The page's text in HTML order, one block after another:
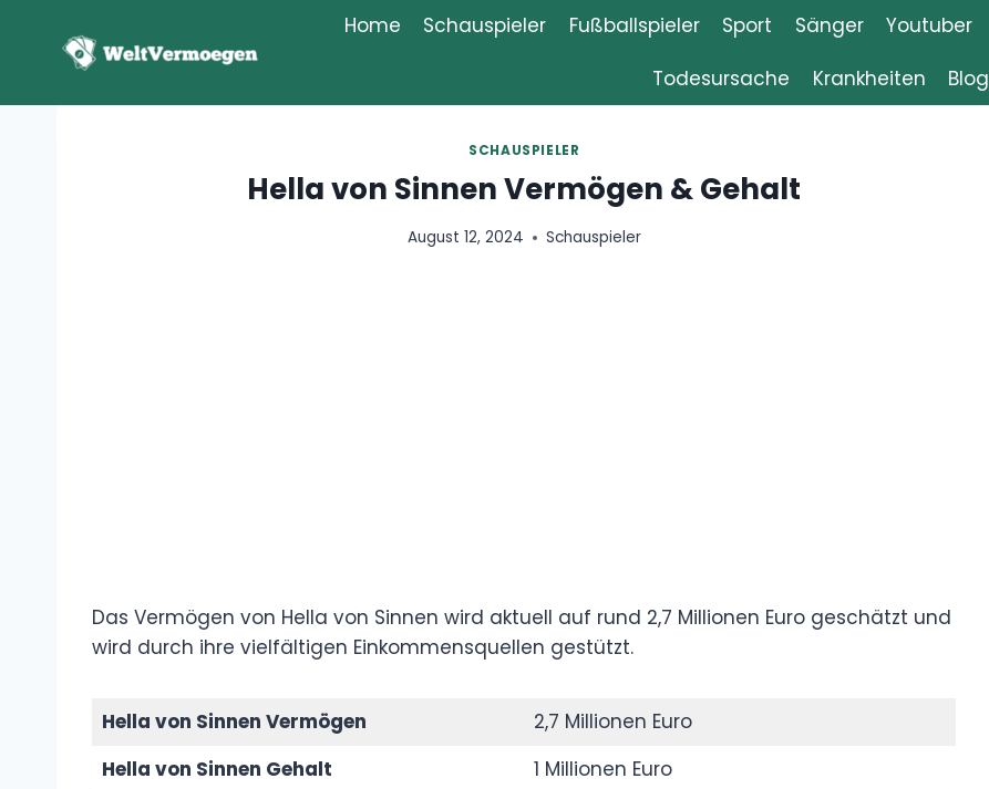
springen
Home Schauspieler Fußballspieler Sport Sänger Youtuber
Todesursache
Krankheiten Blog
SCHAUSPIELER
Hella von Sinnen Vermögen & Gehalt
August 12, 2024 Schauspieler
Das Vermögen von Hella von Sinnen wird aktuell auf rund 2,7 Millionen Euro geschätzt und
wird durch ihre vielfältigen Einkommensquellen gestützt.
Hella von Sinnen Vermögen
2,7 Millionen Euro
Hella von Sinnen Gehalt
1 Millionen Euro